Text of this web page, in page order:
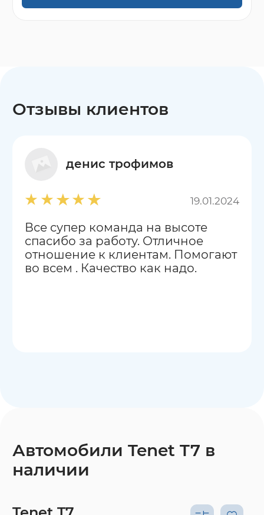
Отзывы клиентов
денис трофимов
19.01.2024
Все супер команда на высоте
спасибо за работу. Отличное
отношение к клиентам. Помогают
во всем . Качество как надо.
Автомобили Tenet T7 в
наличии